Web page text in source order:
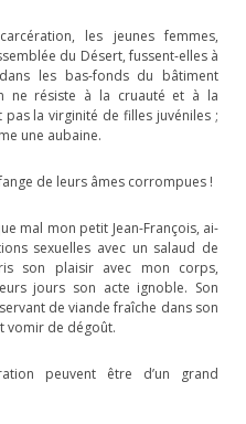
les jeunes femmes,
du Désert, fussent-elles à
les bas-fonds du bâtiment
ne résiste à la cruauté et à la
la virginité de filles juvéniles ;
une aubaine.
de leurs âmes corrompues !
mal mon petit Jean-François, ai-
sexuelles avec un salaud de
son plaisir avec mon corps,
jours son acte ignoble. Son
de viande fraîche dans son
vomir de dégoût.
peuvent être d’un grand